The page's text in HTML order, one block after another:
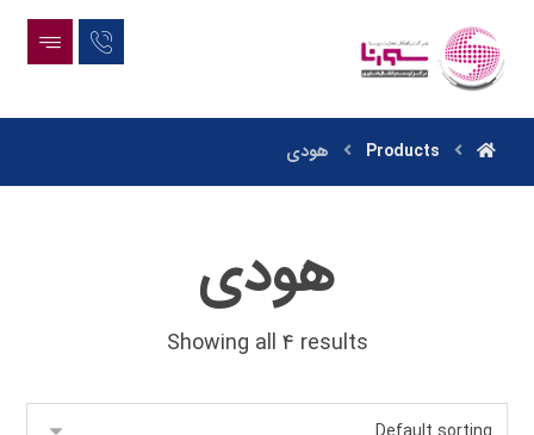
Products هودی
هودی
Showing all 4 results